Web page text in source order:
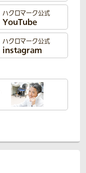
ハクロマーク公式
YouTube
ハクロマーク公式
instagram